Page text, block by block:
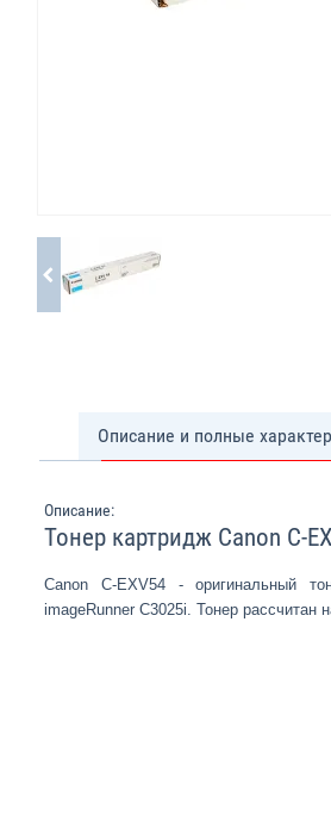
Описание и полные
Описание:
Тонер картридж Canon C-
Canon C-EXV54 - оригинальный
imageRunner C3025i. Тонер рассчитан